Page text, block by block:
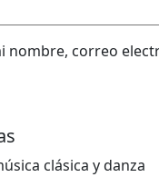
nombre, correo
clásica y danza